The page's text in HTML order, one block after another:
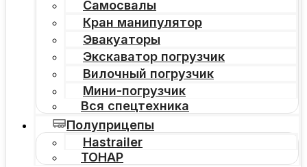
Самосвалы
Кран манипулятор
Эвакуаторы
Экскаватор погрузчик
Вилочный погрузчик
Мини-погрузчик
Вся спецтехника
Полуприцепы
Hastrailer
ТОНАР